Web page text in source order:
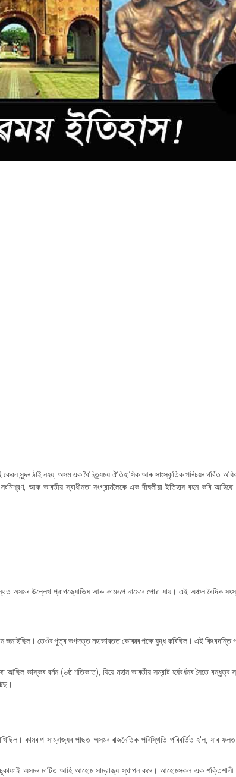
সুন্দৰ ঠাই নহয়, অসম এক বৈচিত্র্যময় ঐতিহাসিক আৰু সাংস্কৃতিক পৰিচয়ৰ গৰ্বিত
আৰু ভাৰতীয় স্বাধীনতা সংগ্রামলৈকে এক দীঘলীয়া ইতিহাস বহন কৰি
অসমৰ উল্লেখ প্রাগজ্যোতিষ আৰু কামৰূপ নামেৰে পোৱা যায়। এই অঞ্চল বৈদিক
জনাইছিল। তেওঁৰ পুত্ৰ ভগদত্ত মহাভাৰতত কৌৰৱৰ পক্ষে যুদ্ধ কৰিছিল। এই কিংবদন্তি
ভাস্কৰ বৰ্মন (৬ষ্ঠ শতিকাত), যিয়ে মহান ভাৰতীয় সম্রাট হর্ষবর্ধনৰ সৈতে বন্ধুত্ব
কামৰূপ সাম্ৰাজ্যৰ পাছত অসমৰ ৰাজনৈতিক পৰিস্থিতি পৰিবৰ্তিত হ'ল, যাৰ
অসমৰ মাটিত আহি আহোম সাম্রাজ্য স্থাপন কৰে। আহোমসকল এক শক্তিশালী